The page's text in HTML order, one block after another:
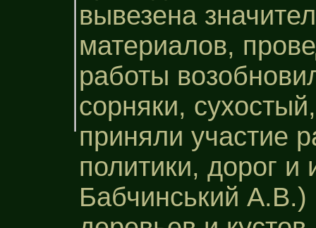
вывезена
материалов,
работы
сорняки,
приняли участие
политики, дорог и
Бабчинський А.В.)